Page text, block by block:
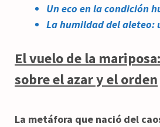
Un eco en la condición
La humildad del aleteo:
El vuelo de la
sobre el azar y el orden
La metáfora que nació del